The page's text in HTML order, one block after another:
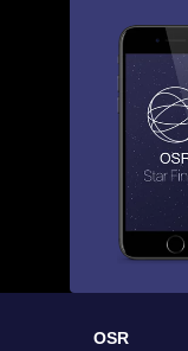
OSR